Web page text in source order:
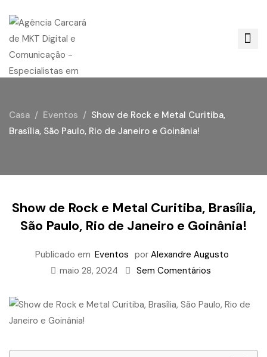
Casa Eventos
Show de Rock e Metal Curitiba,
Brasília, São Paulo, Rio de Janeiro e Goinânia!
Show de Rock e Metal Curitiba, Brasília,
São Paulo, Rio de Janeiro e Goinânia!
Publicado em Eventos por Alexandre Augusto
maio 28, 2024
Sem Comentários